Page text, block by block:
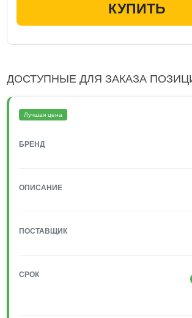
КУПИТЬ
ДОСТУПНЫЕ ДЛЯ ЗАКАЗА
Лучшая цена
БРЕНД
ОПИСАНИЕ
ПОСТАВЩИК
СРОК